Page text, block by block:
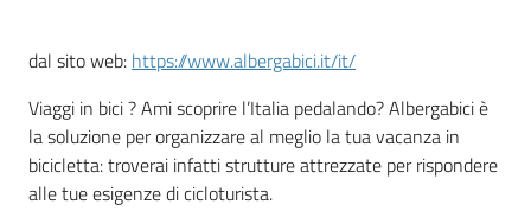
Servizi
dal sito web: https://www.albergabici.it/it/
Viaggi in bici ? Ami scoprire l’Italia pedalando? Albergabici è
la soluzione per organizzare al meglio la tua vacanza in
bicicletta: troverai infatti strutture attrezzate per rispondere
alle tue esigenze di cicloturista.